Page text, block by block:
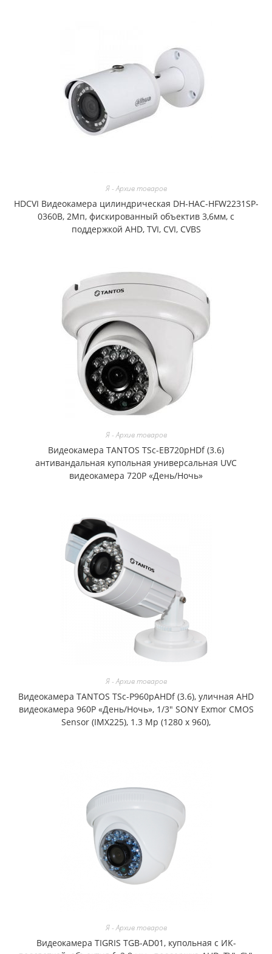
Я - Архив товаров
HDCVI Видеокамера цилиндрическая DH-HAC-HFW2231SP-
0360B, 2Мп, фискированный объектив 3,6мм, с
поддержкой AHD, TVI, CVI, CVBS
Я - Архив товаров
Видеокамера TANTOS TSc-EB720pHDf (3.6)
антивандальная купольная универсальная UVC
видеокамера 720P «День/Ночь»
Я - Архив товаров
Видеокамера TANTOS TSc-P960pAHDf (3.6), уличная AHD
видеокамера 960P «День/Ночь», 1/3″ SONY Exmor CMOS
Sensor (IMX225), 1.3 Mp (1280 х 960),
Я - Архив товаров
Видеокамера TIGRIS TGB-AD01, купольная с ИК-